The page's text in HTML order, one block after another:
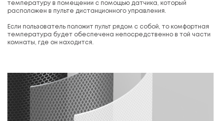
температуру в помещении с помощью датчика, который
расположен в пульте дистанционного управления.
Если пользователь положит пульт рядом с собой, то комфортная
температура будет обеспечена непосредственно в той части
комнаты, где он находится.